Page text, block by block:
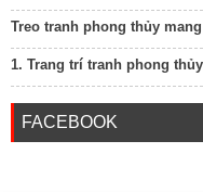
Treo tranh phong thủy
1. Trang trí tranh phong
FACEBOOK